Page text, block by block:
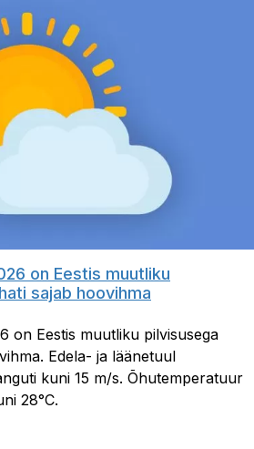
on Eestis muutliku
sajab hoovihma
on Eestis muutliku pilvisusega
Edela- ja läänetuul
kuni 15 m/s. Õhutemperatuur
28°C.